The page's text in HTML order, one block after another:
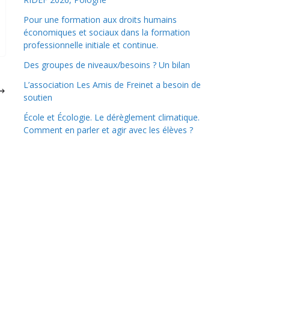
Pour une formation aux droits humains
économiques et sociaux dans la formation
professionnelle initiale et continue.
Des groupes de niveaux/besoins ? Un bilan
L’association Les Amis de Freinet a besoin de
soutien
École et Écologie. Le dérèglement climatique.
Comment en parler et agir avec les élèves ?